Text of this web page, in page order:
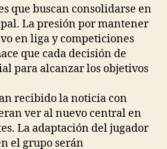
que buscan consolidarse en
La presión por mantener
en liga y competiciones
que cada decisión de
para alcanzar los objetivos
recibido la noticia con
ver al nuevo central en
La adaptación del jugador
el grupo serán